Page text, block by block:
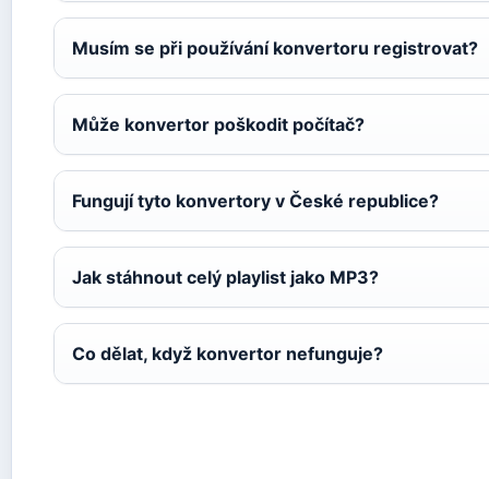
Musím se při používání konvertoru registrovat?
Může konvertor poškodit počítač?
Fungují tyto konvertory v České republice?
Jak stáhnout celý playlist jako MP3?
Co dělat, když konvertor nefunguje?